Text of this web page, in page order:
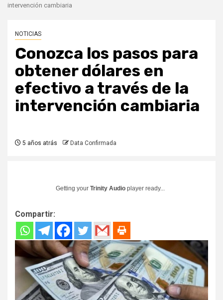
intervención cambiaria
NOTICIAS
Conozca los pasos para
obtener dólares en
efectivo a través de la
intervención cambiaria
5 años atrás Data Confirmada
Getting your Trinity Audio player ready...
Compartir: